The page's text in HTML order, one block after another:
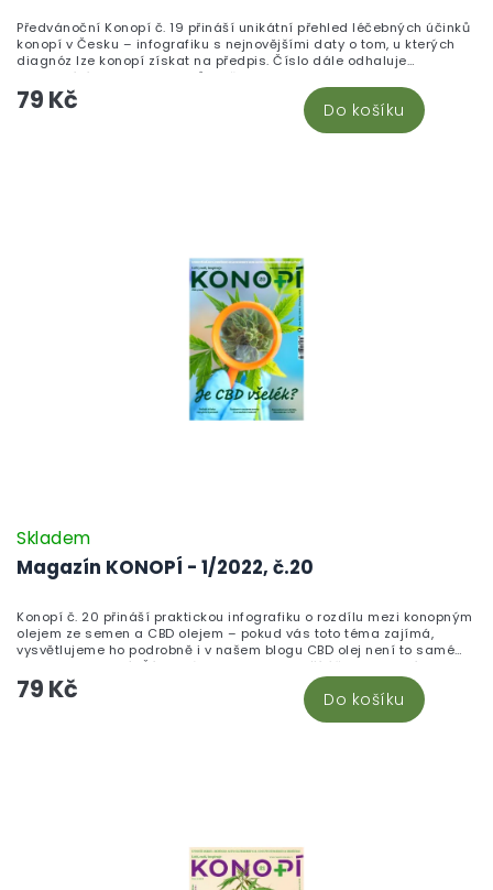
79 Kč Do košíku
Předvánoční Konopí č. 19 přináší unikátní přehled léčebných účinků
konopí v Česku – infografiku s nejnovějšími daty o tom, u kterých
diagnóz lze konopí získat na předpis. Číslo dále odhaluje
fascinující historii CBD odrůd, představuje farmaceuticky
podloženou výrobu tinktury zvané Zelený drak a otevírá druhý díl
kauzy boje za svobodu projevu sledující případ magazínu
Legalizace. Endokanabinoložka Kristina Ranná vysvětluje, proč je
Magazín KONOPÍ - 1/2022, č.20
Skladem
79 Kč Do košíku
Konopí č. 20 přináší praktickou infografiku o rozdílu mezi konopným
olejem ze semen a CBD olejem – pokud vás toto téma zajímá,
vysvětlujeme ho podrobně i v našem blogu CBD olej není to samé
jako olej konopný. Číslo dále mapuje vedlejší účinky konopí od
euforie až po paranoii, přináší dojemný příběh veterána, který s
pomocí konopí zvládá chronickou bolest, a otevírá otázku, zda je
CBD skutečně všelékem. Legislativní téma zastupuje rozhovor s